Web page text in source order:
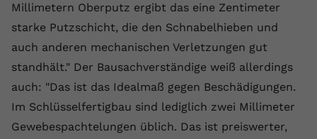
Millimetern Oberputz ergibt das eine Zentimeter
starke Putzschicht, die den Schnabelhieben und
auch anderen mechanischen Verletzungen gut
standhält." Der Bausachverständige weiß allerdings
auch: "Das ist das Idealmaß gegen Beschädigungen.
Im Schlüsselfertigbau sind lediglich zwei Millimeter
Gewebespachtelungen üblich. Das ist preiswerter,
Name yt-remote-device-id
Anbieter Youtube.com
Laufzeit Session
Zweck
YouTube setzt diesen Cookie, um die
Videopräferenzen des Benutzers zu
speichern, der eingebettete YouTube-